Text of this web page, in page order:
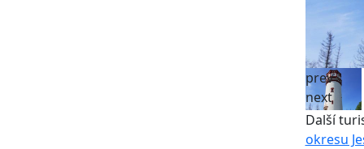
prev
next
Další
okresu